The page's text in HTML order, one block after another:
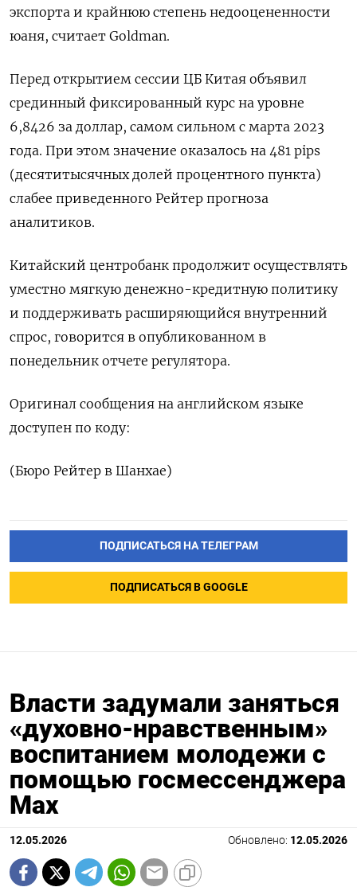
экспорта и крайнюю степень недооцененности
юаня, считает ​Goldman.
Перед открытием сессии ЦБ ⁠Китая объявил
срединный фиксированный курс на уровне
6,8426 за доллар, самом сильном с марта 2023
года. При ‌этом значение оказалось на 481 pips
(десятитысячных долей процентного пункта)
слабее приведенного Рейтер прогноза
‌аналитиков.
Китайский центробанк продолжит осуществлять
уместно мягкую денежно-кредитную политику
и поддерживать расширяющийся внутренний
спрос, ​говорится в опубликованном в
понедельник отчете регулятора.
Оригинал сообщения на английском ‌языке
доступен по коду:
(Бюро Рейтер в Шанхае)
ПОДПИСАТЬСЯ НА ТЕЛЕГРАМ
ПОДПИСАТЬСЯ В GOOGLE
Власти задумали заняться
«духовно-нравственным»
воспитанием молодежи c
помощью госмессенджера
Мах
12.05.2026 Обновлено: 12.05.2026